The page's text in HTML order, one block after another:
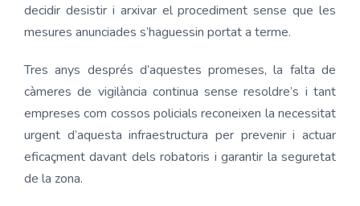
decidir desistir i arxivar el procediment sense que les
mesures anunciades s’haguessin portat a terme.
Tres anys després d’aquestes promeses, la falta de
càmeres de vigilància continua sense resoldre’s i tant
empreses com cossos policials reconeixen la necessitat
urgent d’aquesta infraestructura per prevenir i actuar
eficaçment davant dels robatoris i garantir la seguretat
de la zona.